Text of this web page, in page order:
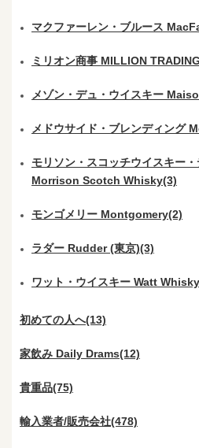
マクファーレン・ブルース
ミリオン商事 MILLION
メゾン・デュ・ウイスキー
メドウサイド・ブレンディング
モリソン・スコッチウイスキー
Morrison Scotch Whisky(3)
モンゴメリー Montgomery(2)
ラダー Rudder (東京)(3)
ワット・ウイスキー Watt
初めての人へ(13)
家飲み Daily Drams(12)
貴重品(75)
輸入業者/販売会社(478)